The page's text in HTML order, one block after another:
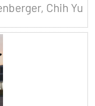
Chih Yu